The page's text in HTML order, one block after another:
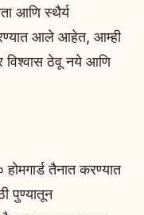
आणि स्थैर्य
आले आहेत, आम्ही
विश्वास ठेवू नये आणि
तैनात करण्यात
पुण्यातून